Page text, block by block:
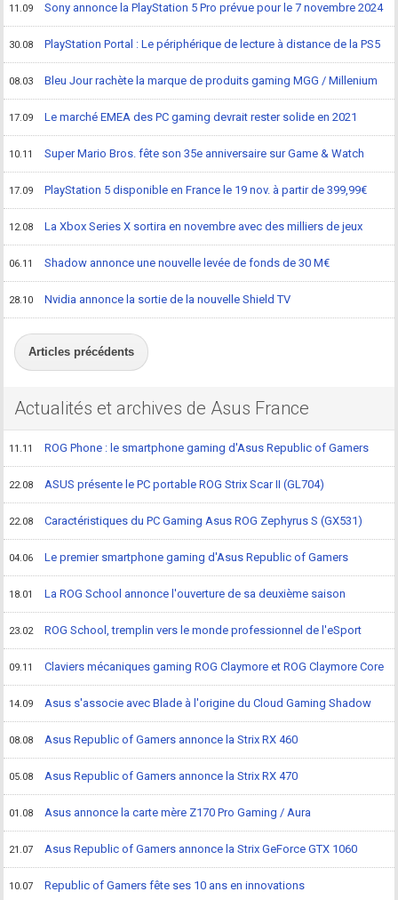
11.09 Sony annonce la PlayStation 5 Pro prévue pour le 7 novembre 2024
30.08 PlayStation Portal : Le périphérique de lecture à distance de la PS5
08.03 Bleu Jour rachète la marque de produits gaming MGG / Millenium
17.09 Le marché EMEA des PC gaming devrait rester solide en 2021
10.11 Super Mario Bros. fête son 35e anniversaire sur Game & Watch
17.09 PlayStation 5 disponible en France le 19 nov. à partir de 399,99€
12.08 La Xbox Series X sortira en novembre avec des milliers de jeux
06.11 Shadow annonce une nouvelle levée de fonds de 30 M€
28.10 Nvidia annonce la sortie de la nouvelle Shield TV
Articles précédents
Actualités et archives de Asus France
11.11 ROG Phone : le smartphone gaming d'Asus Republic of Gamers
22.08 ASUS présente le PC portable ROG Strix Scar II (GL704)
22.08 Caractéristiques du PC Gaming Asus ROG Zephyrus S (GX531)
04.06 Le premier smartphone gaming d'Asus Republic of Gamers
18.01 La ROG School annonce l'ouverture de sa deuxième saison
23.02 ROG School, tremplin vers le monde professionnel de l'eSport
09.11 Claviers mécaniques gaming ROG Claymore et ROG Claymore Core
14.09 Asus s'associe avec Blade à l'origine du Cloud Gaming Shadow
08.08 Asus Republic of Gamers annonce la Strix RX 460
05.08 Asus Republic of Gamers annonce la Strix RX 470
01.08 Asus annonce la carte mère Z170 Pro Gaming / Aura
21.07 Asus Republic of Gamers annonce la Strix GeForce GTX 1060
10.07 Republic of Gamers fête ses 10 ans en innovations